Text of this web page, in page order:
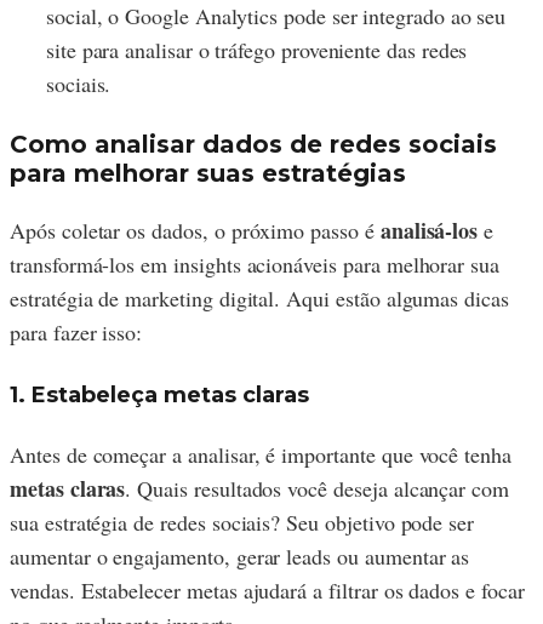
social, o Google Analytics pode ser integrado ao seu
site para analisar o tráfego proveniente das redes
sociais.
Como analisar dados de redes sociais
para melhorar suas estratégias
Após coletar os dados, o próximo passo é analisá-los e
transformá-los em insights acionáveis para melhorar sua
estratégia de marketing digital. Aqui estão algumas dicas
para fazer isso:
1. Estabeleça metas claras
Antes de começar a analisar, é importante que você tenha
metas claras. Quais resultados você deseja alcançar com
sua estratégia de redes sociais? Seu objetivo pode ser
aumentar o engajamento, gerar leads ou aumentar as
vendas. Estabelecer metas ajudará a filtrar os dados e focar